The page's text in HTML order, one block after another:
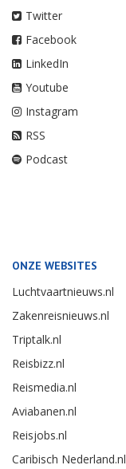
Twitter
Facebook
LinkedIn
Youtube
Instagram
RSS
Podcast
ONZE WEBSITES
Luchtvaartnieuws.nl
Zakenreisnieuws.nl
Triptalk.nl
Reisbizz.nl
Reismedia.nl
Aviabanen.nl
Reisjobs.nl
Caribisch Nederland.nl